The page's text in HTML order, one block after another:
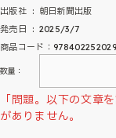
出版社 ‏ : ‎ 朝日新聞出版
発売日 ‏ : ‎ 2025/3/7
商品コード：
数量：
「問題。以下の文章
がありません。